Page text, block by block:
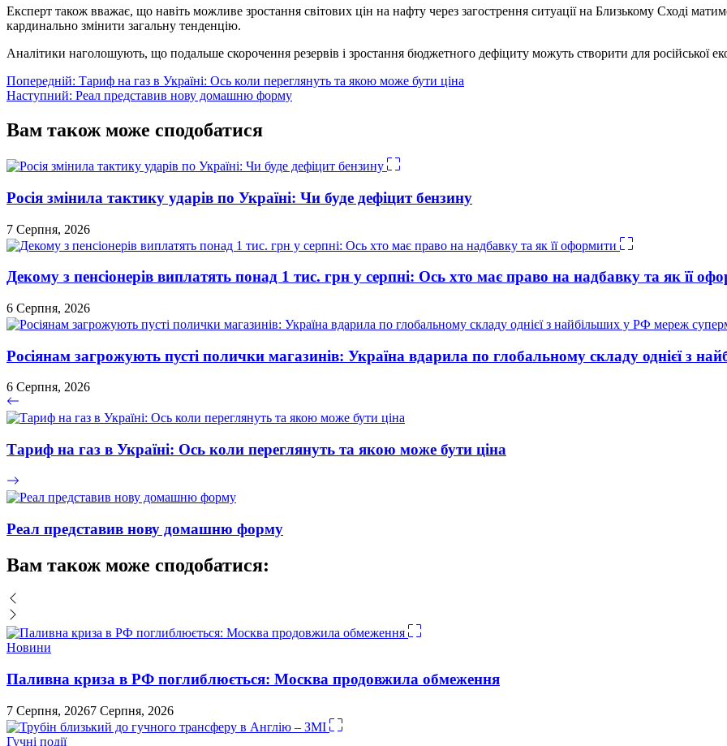
Експерт також вважає, що навіть можливе зростання світових цін на нафту через загострення ситуації на Близькому Сході
кардинально змінити загальну тенденцію.
Аналітики наголошують, що подальше скорочення резервів і зростання бюджетного дефіциту можуть створити для російської
Навігація
записів
Попередній: Тариф на газ в Україні: Ось коли переглянуть та якою може бути ціна
Наступний: Реал представив нову домашню форму
Вам також може сподобатися
Росія змінила тактику ударів по Україні: Чи буде дефіцит бензину
7 Серпня, 2026
Декому з пенсіонерів виплатять понад 1 тис. грн у серпні: Ось хто має право на надбавку та як її
6 Серпня, 2026
Росіянам загрожують пусті полички магазинів: Україна вдарила по глобальному складу однієї з
6 Серпня, 2026
Тариф на газ в Україні: Ось коли переглянуть та якою може бути ціна
Реал представив нову домашню форму
Вам також може сподобатися:
Новини
Паливна криза в РФ поглиблюється: Москва продовжила обмеження
7 Серпня, 20267 Серпня, 2026
Гучні події